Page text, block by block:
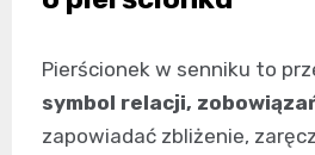
Pierścionek w senniku to
symbol relacji,
zapowiadać zbliżenie,